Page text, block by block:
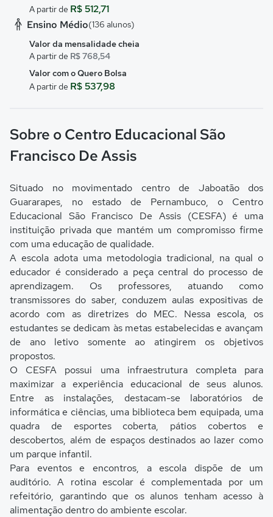
A partir de R$ 512,71
Ensino Médio(136 alunos)
Valor da mensalidade cheia
A partir de R$ 768,54
Valor com o Quero Bolsa
A partir de R$ 537,98
Sobre o Centro Educacional São
Francisco De Assis
Situado no movimentado centro de Jaboatão dos
Guararapes, no estado de Pernambuco, o Centro
Educacional São Francisco De Assis (CESFA) é uma
instituição privada que mantém um compromisso firme
com uma educação de qualidade.
A escola adota uma metodologia tradicional, na qual o
educador é considerado a peça central do processo de
aprendizagem. Os professores, atuando como
transmissores do saber, conduzem aulas expositivas de
acordo com as diretrizes do MEC. Nessa escola, os
estudantes se dedicam às metas estabelecidas e avançam
de ano letivo somente ao atingirem os objetivos
propostos.
O CESFA possui uma infraestrutura completa para
maximizar a experiência educacional de seus alunos.
Entre as instalações, destacam-se laboratórios de
informática e ciências, uma biblioteca bem equipada, uma
quadra de esportes coberta, pátios cobertos e
descobertos, além de espaços destinados ao lazer como
um parque infantil.
Para eventos e encontros, a escola dispõe de um
auditório. A rotina escolar é complementada por um
refeitório, garantindo que os alunos tenham acesso à
alimentação dentro do ambiente escolar.